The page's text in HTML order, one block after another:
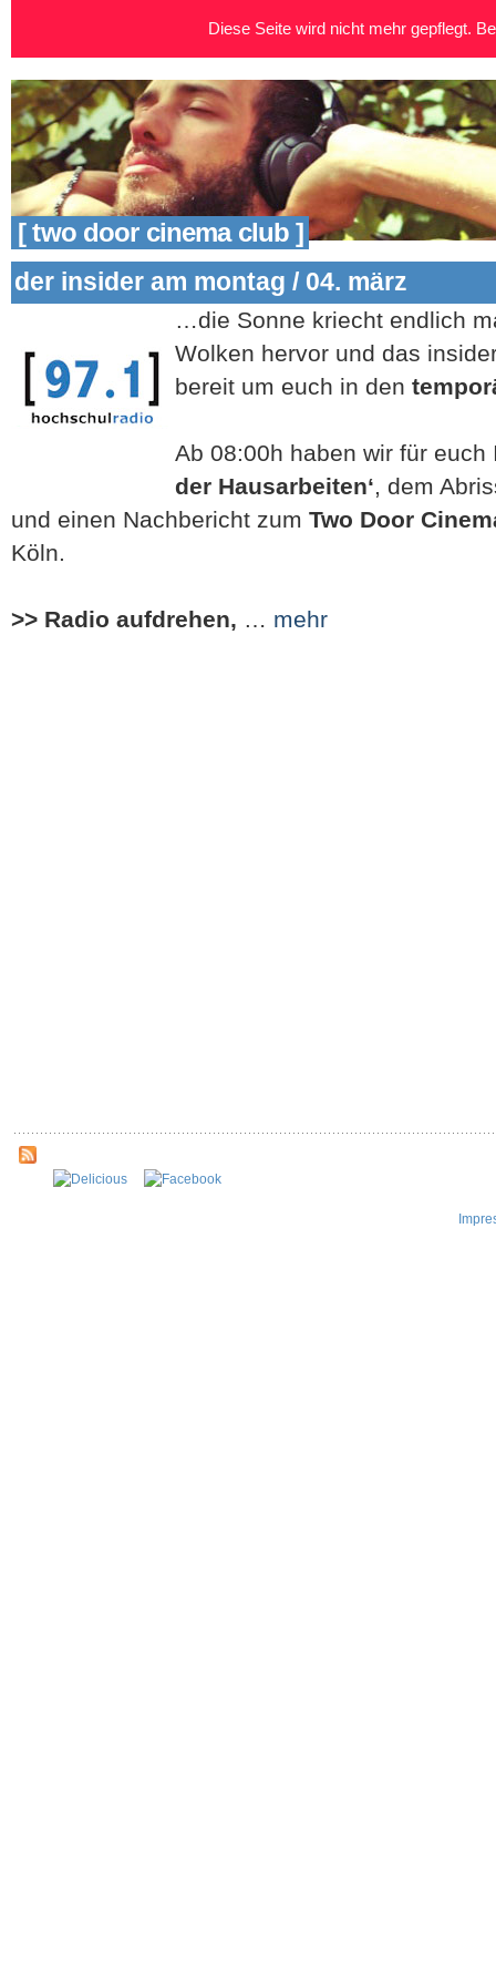
[ two door cinema club ]
der insider am montag / 04. märz
…die Sonne kriecht endlich
Wolken hervor und das
bereit um euch in den
Ab 08:00h haben wir für
der Hausarbeiten‘, dem
und einen Nachbericht zum Two Door
Köln.
>> Radio aufdrehen, … mehr
Diese Seite wird nicht mehr gepflegt.